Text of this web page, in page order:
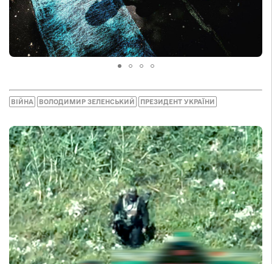
ВІЙНА ВОЛОДИМИР ЗЕЛЕНСЬКИЙ ПРЕЗИДЕНТ УКРАЇНИ